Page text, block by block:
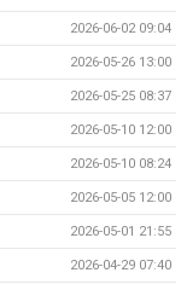
2026-06-02 09:04
2026-05-26 13:00
2026-05-25 08:37
2026-05-10 12:00
2026-05-10 08:24
2026-05-05 12:00
2026-05-01 21:55
2026-04-29 07:40